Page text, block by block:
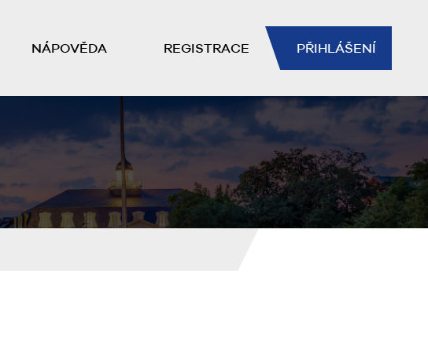
NÁPOVĚDA REGISTRACE PŘIHLÁŠENÍ